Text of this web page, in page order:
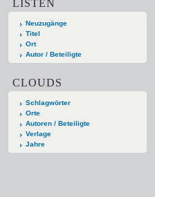
LISTEN
Neuzugänge
Titel
Ort
Autor / Beteiligte
CLOUDS
Schlagwörter
Orte
Autoren / Beteiligte
Verlage
Jahre